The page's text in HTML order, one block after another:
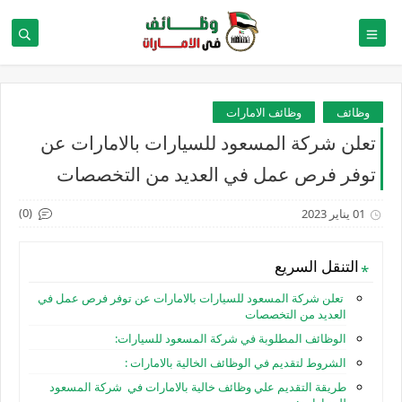
وظائف وظائف الامارات
تعلن شركة المسعود للسيارات بالامارات عن
توفر فرص عمل في العديد من التخصصات
01 يناير 2023 (0)
التنقل السريع
تعلن شركة المسعود للسيارات بالامارات عن توفر فرص عمل في
العديد من التخصصات
الوظائف المطلوبة في شركة المسعود للسيارات:
الشروط لتقديم في الوظائف الخالية بالامارات :
طريقة التقديم علي وظائف خالية بالامارات في شركة المسعود